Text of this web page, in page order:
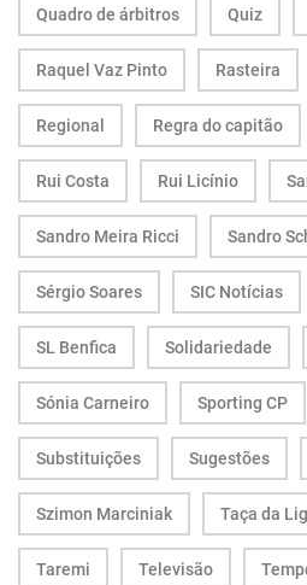
Quadro de árbitros Quiz
Raquel Vaz Pinto Rasteira
Regional Regra do capitão
Rui Costa Rui Licínio
Sandro Meira Ricci Sandro
Sérgio Soares SIC Notícias
SL Benfica Solidariedade
Sónia Carneiro Sporting CP
Substituições Sugestões
Szimon Marciniak Taça da
Taremi Televisão